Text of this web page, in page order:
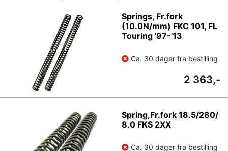
Springs, Fr.fork
(10.0N/mm) FKC 101, FL
Touring '97-'13
Ca. 30 dager fra bestilling
2 363,-
Spring,Fr.fork 18.5/280/
8.0 FKS 2XX
Ca. 30 dager fra bestilling